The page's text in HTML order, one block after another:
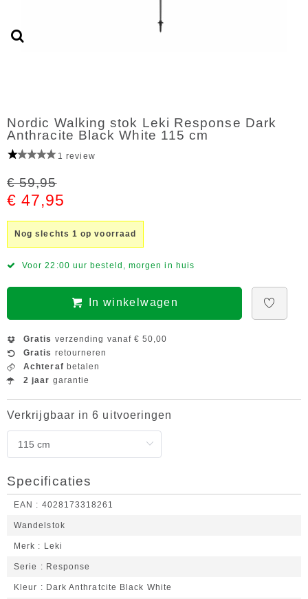
Nordic Walking stok Leki Response Dark
Anthracite Black White 115 cm
1 review
€ 59,95
€ 47,95
Nog slechts 1 op voorraad
Voor 22:00 uur besteld, morgen in huis
In winkelwagen
Gratis verzending vanaf € 50,00
Gratis retourneren
Achteraf betalen
2 jaar garantie
Verkrijgbaar in 6 uitvoeringen
Specificaties
EAN 4028173318261
Wandelstok
Merk Leki
Serie Response
Kleur Dark Anthratcite Black White